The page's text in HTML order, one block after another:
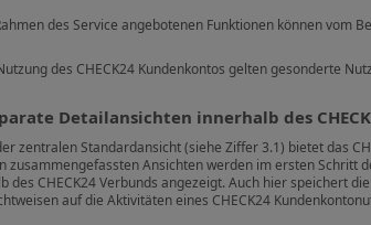
des Service angebotenen Funktionen können
des CHECK24 Kundenkontos gelten gesonderte
Detailansichten innerhalb des
zentralen Standardansicht (siehe Ziffer 3.1) bietet das
zusammengefassten Ansichten werden im ersten
des CHECK24 Verbunds angezeigt. Auch hier speichert
auf die Aktivitäten eines CHECK24